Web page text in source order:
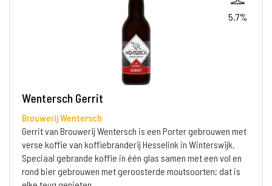
5.7%
Wentersch Gerrit
Brouwerij Wentersch
Gerrit van Brouwerij Wentersch is een Porter gebrouwen met
verse koffie van koffiebranderij Hesselink in Winterswijk.
Speciaal gebrande koffie in één glas samen met een vol en
rond bier gebrouwen met geroosterde moutsoorten; dat is